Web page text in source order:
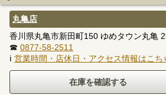
丸亀店
香川県丸亀市新田町150 ゆめタウン丸亀
☎ 0877-58-2511
ℹ 営業時間・店休日・アクセス情報はこち